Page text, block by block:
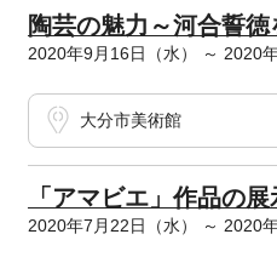
陶芸の魅力～河合誓徳
2020年9月16日（水） ～ 2020
大分市美術館
「アマビエ」作品の展
2020年7月22日（水） ～ 2020